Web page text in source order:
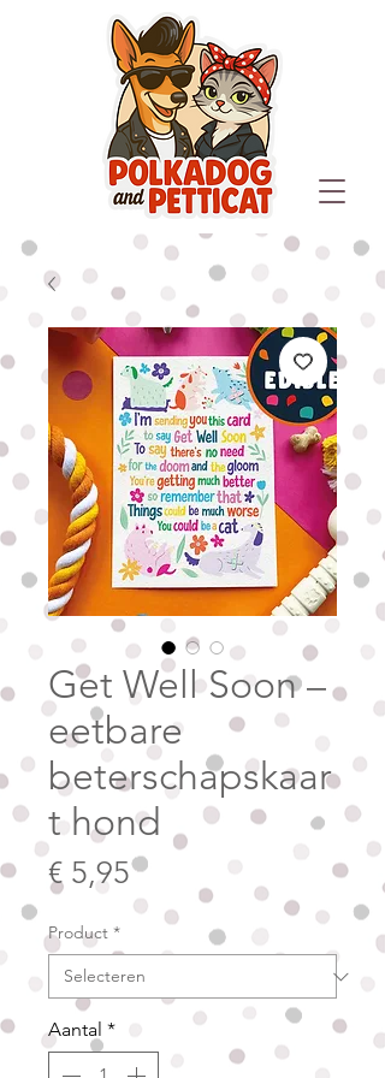
Get Well Soon –
eetbare
beterschapskaar
t hond
€ 5,95Prijs
Product *
Aantal *